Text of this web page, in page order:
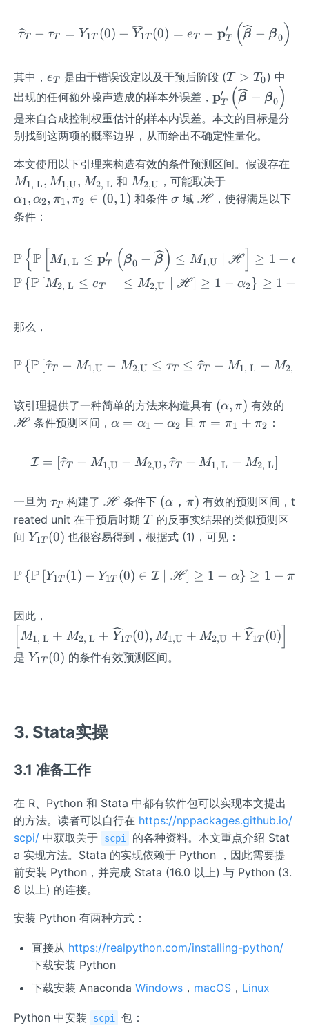
u}
_T
\widehat{\tau}_T-
τT − τT = Y1T (0) − Y1T (0) = eT − pT
′ (β − β0)
其中， e
_
T
eT 是由于错误设定以及干预后阶段 (T
\g
T
_0
T > T0) 中
出现的任何额外噪声造成的样本外误差， \m
ath
bf
{p}
_T
^
{\p
rim
(\w
ide
mb
et
a}}
old
sy
ol
{\b
et
pT
′ (β − β0)
是来自合成控制权重估计的样本内误差。本文的目标是分
别找到这两项的概率边界，从而给出不确定性量化。
本文使用以下引理来构造有效的条件预测区间。假设存在
M_
M1, L, M1,U, M2, L 和 M_
{2,
M2,U ，可能取决于\a
lp
\a
ha
1,
i_
2
(0,
α1, α2, π1, π2 ∈ (0, 1) 和条件\s
σ 域 \m
H ，使得满足以下
条件：
\begin{aligned}
P{P [M1, L ≤ pT
′ (β0 − β) ≤ M1,U H ≥ 1 − α
P{P [M2, L ≤ eT ≤ M2,U H ] ≥ 1 − α2} ≥ 1 −
那么，
P{P [τT − M1,U − M2,U ≤ τT ≤ τT − M1, L − M2,
该引理提供了一种简单的方法来构造具有 (α,
π)
(α, π) 有效的
H 条件预测区间， \a
a
\a
lp
h
+
h
a_
2
α = α1 + α2 且\p
=
\p
1
+
\p
π = π1 + π2 ：
I = [τT − M1,U − M2,U, τT − M1, L − M2, L]
一旦为 \t
a
u
_
τT 构建了\m
ath
scr
H 条件下 (α，
π)
(α， π) 有效的预测区间，t
reated unit 在干预后时期 T
T 的反事实结果的类似预测区
间 Y_
T}
(0)
Y1T (0) 也很容易得到，根据式 (1)，可见：
P{P [Y1T (1) − Y1T (0) ∈ I H ] ≥ 1 − α} ≥ 1 − π
因此，
[M_
{1,
\mat
+M_
{2,
hrm
L}}
+\wi
deha
t{Y}
_{1
T}
M_
\mat
hrm
{U}}
+M_
{2,
M1, L + M2, L + Y1T (0), M1,U + M2,U + Y1T (0)
是 Y_
Y1T (0) 的条件有效预测区间。
3. Stata实操
3.1 准备工作
在 R、Python 和 Stata 中都有软件包可以实现本文提出
的方法。读者可以自行在 https://nppackages.github.io/
scpi/ 中获取关于 scpi
的各种资料。本文重点介绍 Stat
a 实现方法。Stata 的实现依赖于 Python ，因此需要提
前安装 Python，并完成 Stata (16.0 以上) 与 Python (3.
8 以上) 的连接。
安装 Python 有两种方式：
直接从 https://realpython.com/installing-python/
下载安装 Python
下载安装 Anaconda Windows， macOS， Linux
Python 中安装 scpi 包：